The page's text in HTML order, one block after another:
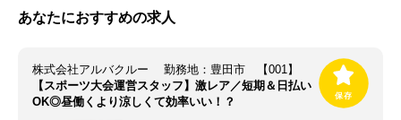
あなたにおすすめの求人
株式会社アルバクルー 勤務地：豊田市 【001】
【スポーツ大会運営スタッフ】激レア／短期＆日払い
OK◎昼働くより涼しくて効率いい！？